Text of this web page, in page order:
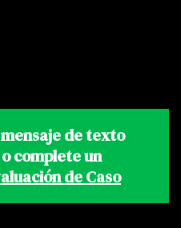
de texto
complete un
de Caso